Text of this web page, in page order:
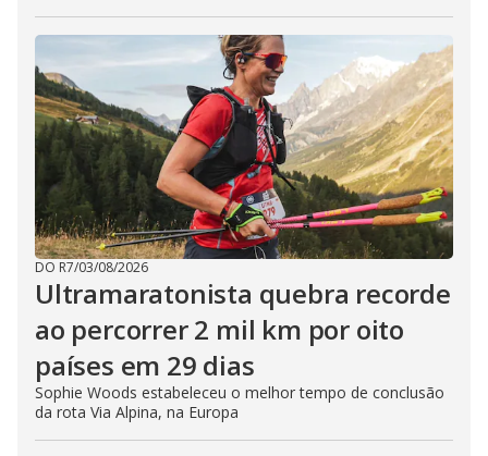
DO R7/03/08/2026
Ultramaratonista quebra recorde
ao percorrer 2 mil km por oito
países em 29 dias
Sophie Woods estabeleceu o melhor tempo de conclusão
da rota Via Alpina, na Europa